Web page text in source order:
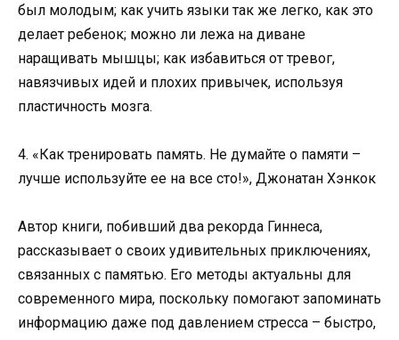
был молодым; как учить языки так же легко, как это
делает ребенок; можно ли лежа на диване
наращивать мышцы; как избавиться от тревог,
навязчивых идей и плохих привычек, используя
пластичность мозга.
4. «Как тренировать память. Не думайте о памяти –
лучше используйте ее на все сто!», Джонатан Хэнкок
Автор книги, побивший два рекорда Гиннеса,
рассказывает о своих удивительных приключениях,
связанных с памятью. Его методы актуальны для
современного мира, поскольку помогают запоминать
информацию даже под давлением стресса – быстро,